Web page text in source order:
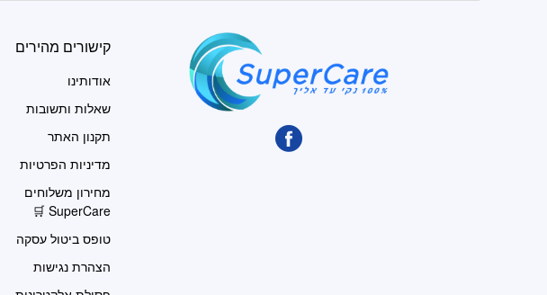
קישורים מהירים
אודותינו
שאלות ותשובות
תקנון האתר
מדיניות הפרטיות
מחירון משלוחים
SuperCare 🛒
טופס ביטול עסקה
הצהרת נגישות